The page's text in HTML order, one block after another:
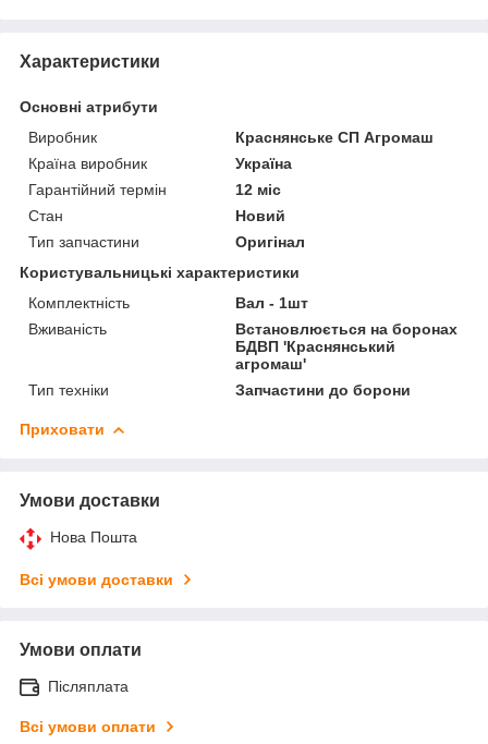
Характеристики
Основні атрибути
Виробник
Краснянське СП Агромаш
Країна виробник
Україна
Гарантійний термін
12 міс
Стан
Новий
Тип запчастини
Оригінал
Користувальницькі характеристики
Комплектність
Вал - 1шт
Вживаність
Встановлюється на боронах
БДВП 'Краснянський
агромаш'
Тип техніки
Запчастини до борони
Приховати
Умови доставки
Нова Пошта
Всі умови доставки
Умови оплати
Післяплата
Всі умови оплати